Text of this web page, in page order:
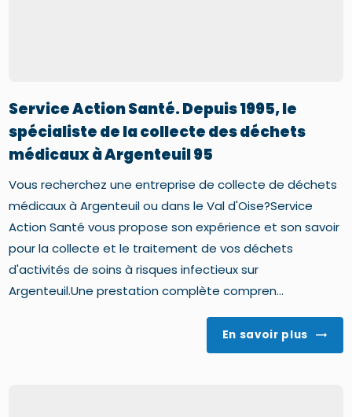
Service Action Santé. Depuis 1995, le
spécialiste de la collecte des déchets
médicaux à Argenteuil 95
Vous recherchez une entreprise de collecte de déchets
médicaux à Argenteuil ou dans le Val d'Oise?Service
Action Santé vous propose son expérience et son savoir
pour la collecte et le traitement de vos déchets
d'activités de soins à risques infectieux sur
Argenteuil.Une prestation complète compren...
En savoir plus